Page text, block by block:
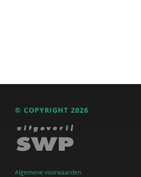
© COPYRIGHT 2026
Algemene voorwaarden